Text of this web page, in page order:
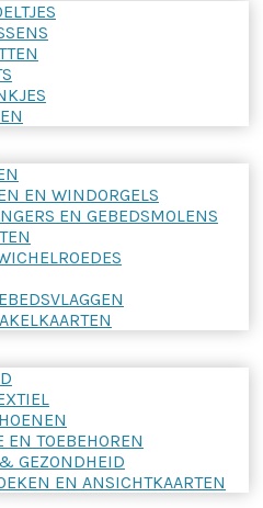
EN WINDORGELS
EN GEBEDSMOLENS
EN TOEBEHOREN
GEZONDHEID
EN ANSICHTKAARTEN